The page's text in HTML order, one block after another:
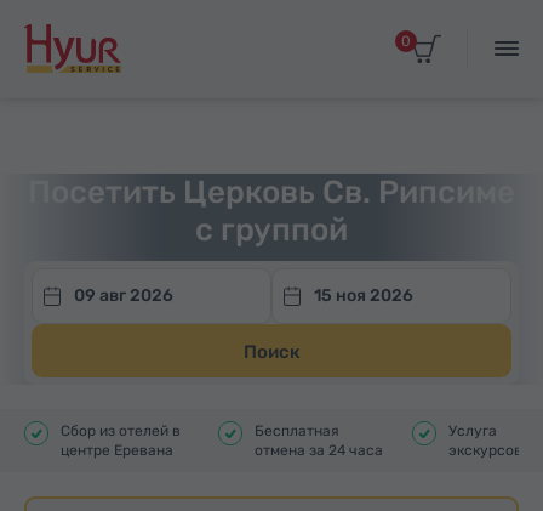
0
Посетить Церковь Св. Рипсиме
с группой
09 авг 2026 15 ноя 2026
Поиск
Сбор из отелей в
центре Еревана
Бесплатная
отмена за 24 часа
Услуга